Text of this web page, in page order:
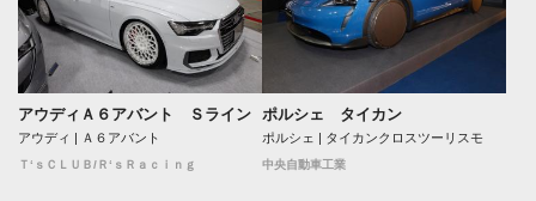
アウディＡ６アバント Ｓライン
アウディ | Ａ６アバント
Ｔ‘ｓＣＬＵＢ/Ｒ‘ｓＲａｃｉｎｇ
ポルシェ タイカン
ポルシェ | タイカンクロスツーリスモ
中央自動車工業